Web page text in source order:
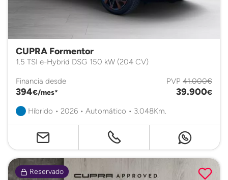
CUPRA Formentor
1.5 TSI e-Hybrid DSG 150 kW (204 CV)
Financia desde
394€/mes*
PVP 41.000€
39.900€
Híbrido • 2026 • Automático • 3.048Km.
Reservado